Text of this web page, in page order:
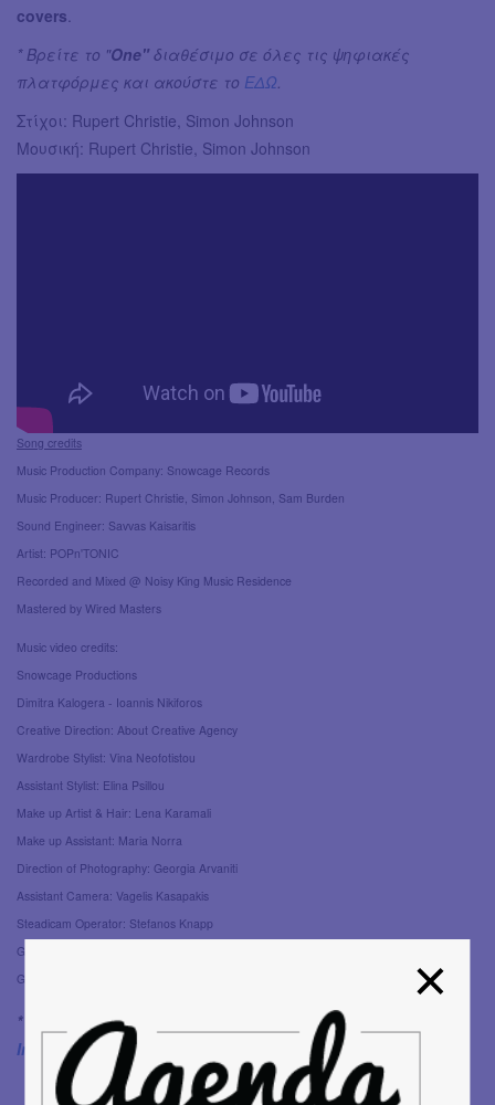
covers
* Βρείτε το "One" διαθέσιμο σε όλες τις ψηφιακές
πλατφόρμες και ακούστε το ΕΔΩ
Στίχοι: Rupert Christie, Simon Johnson
Μουσική: Rupert Christie, Simon Johnson
Song credits
Music Production Company: Snowcage Records
Music Producer: Rupert Christie, Simon Johnson, Sam Burden
Sound Engineer: Savvas Kaisaritis
Artist: POPn'TONIC
Recorded and Mixed @ Noisy King Music Residence
Mastered by Wired Masters
Music video credits:
Snowcage Productions
Dimitra Kalogera - Ioannis Nikiforos
Creative Direction: About Creative Agency
Wardrobe Stylist: Vina Neofotistou
Assistant Stylist: Elina Psillou
Make up Artist & Hair: Lena Karamali
Make up Assistant: Maria Norra
Direction of Photography: Georgia Arvaniti
Assistant Camera: Vagelis Kasapakis
Steadicam Operator: Stefanos Knapp
Gaffer: Giorgos Haris Pournias
Gaffer Assistant: Dimitrios Mavrogiannis
* Ακολουθήστε τους POPn’TONIC: |Facebook
Instagram